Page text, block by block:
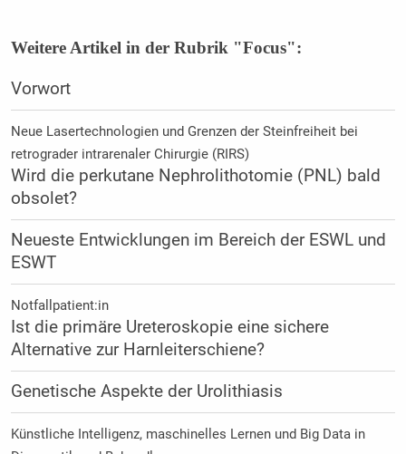
Weitere Artikel in der Rubrik "Focus":
Vorwort
Neue Lasertechnologien und Grenzen der Steinfreiheit bei
retrograder intrarenaler Chirurgie (RIRS)
Wird die perkutane Nephrolithotomie (PNL) bald
obsolet?
Neueste Entwicklungen im Bereich der ESWL und
ESWT
Notfallpatient:in
Ist die primäre Ureteroskopie eine sichere
Alternative zur Harnleiterschiene?
Genetische Aspekte der Urolithiasis
Künstliche Intelligenz, maschinelles Lernen und Big Data in